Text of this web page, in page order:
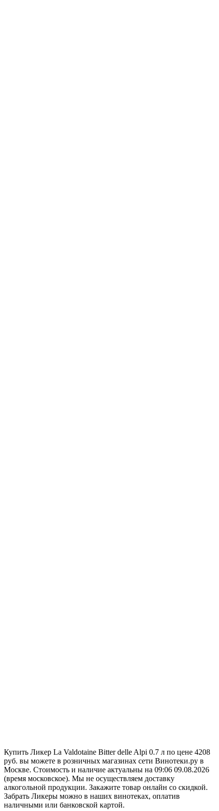
Купить Ликер La Valdotaine Bitter delle Alpi 0.7 л по цене 4208
руб. вы можете в розничных магазинах сети Винотеки.ру в
Москве. Стоимость и наличие актуальны на 09:06 09.08.2026
(время московское). Мы не осуществляем доставку
алкогольной продукции. Закажите товар онлайн со скидкой.
Забрать Ликеры можно в наших винотеках, оплатив
наличными или банковской картой.